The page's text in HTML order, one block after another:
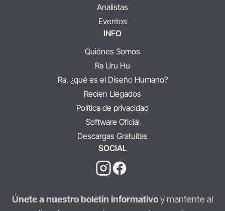
Analistas
Eventos
INFO
Quiénes Somos
Ra Uru Hu
Ra, ¿qué es el Diseño Humano?
Recien Llegados
Política de privacidad
Software Oficial
Descargas Gratuitas
SOCIAL
Únete a nuestro boletín informativoy mantente al